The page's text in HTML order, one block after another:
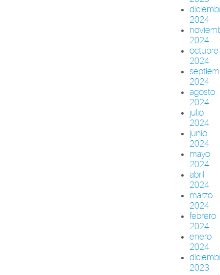
2024
2024
octubre
2024
2024
agosto
2024
julio
2024
junio
2024
mayo
2024
abril
2024
marzo
2024
febrero
2024
enero
2024
2023